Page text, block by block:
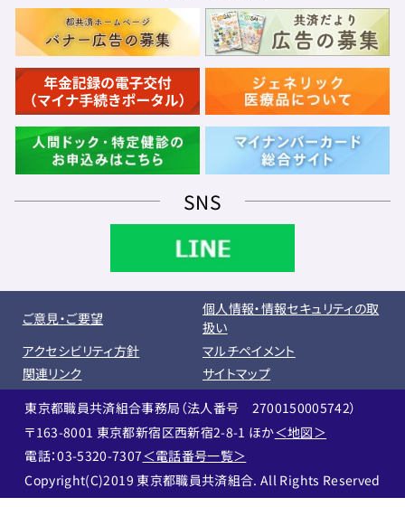
SNS
ご意見・ご要望
個人情報・情報セキュリティの取
扱い
アクセシビリティ方針
マルチペイメント
関連リンク
サイトマップ
東京都職員共済組合事務局（法人番号 2700150005742）
〒163-8001 東京都新宿区西新宿2-8-1 ほか＜地図＞
電話：03-5320-7307＜電話番号一覧＞
Copyright(C)2019 東京都職員共済組合. All Rights Reserved